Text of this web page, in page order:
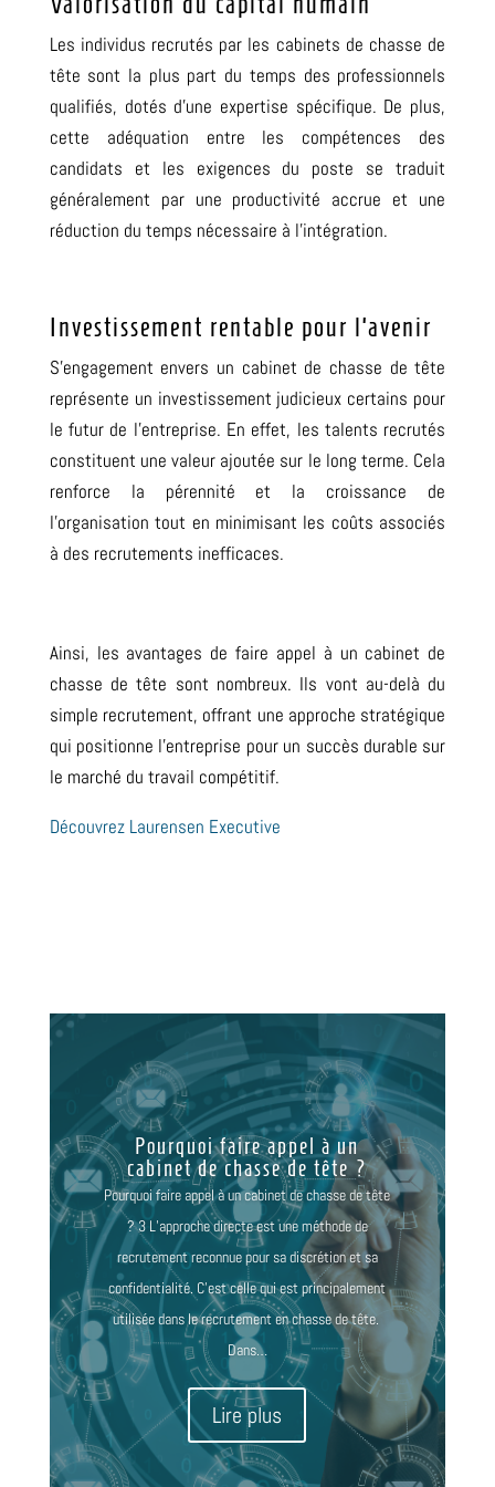
Les individus recrutés par les cabinets de chasse de
tête sont la plus part du temps des professionnels
qualifiés, dotés d’une expertise spécifique. De plus,
cette adéquation entre les compétences des
candidats et les exigences du poste se traduit
généralement par une productivité accrue et une
réduction du temps nécessaire à l’intégration.
Investissement rentable pour l’avenir
S’engagement envers un cabinet de chasse de tête
représente un investissement judicieux certains pour
le futur de l’entreprise. En effet, les talents recrutés
constituent une valeur ajoutée sur le long terme. Cela
renforce la pérennité et la croissance de
l’organisation tout en minimisant les coûts associés
à des recrutements inefficaces.
Ainsi, les avantages de faire appel à un cabinet de
chasse de tête sont nombreux. Ils vont au-delà du
simple recrutement, offrant une approche stratégique
qui positionne l’entreprise pour un succès durable sur
le marché du travail compétitif.
Découvrez Laurensen Executive
Pourquoi faire appel à un
cabinet de chasse de tête ?
Pourquoi faire appel à un cabinet de chasse de tête
? 3 L’approche directe est une méthode de
recrutement reconnue pour sa discrétion et sa
confidentialité. C’est celle qui est principalement
utilisée dans le recrutement en chasse de tête.
Dans…
Lire plus